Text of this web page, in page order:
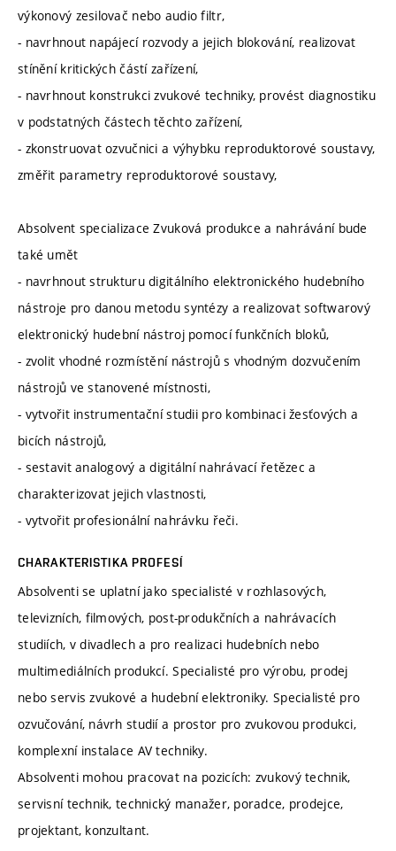
výkonový zesilovač nebo audio filtr,
- navrhnout napájecí rozvody a jejich blokování, realizovat
stínění kritických částí zařízení,
- navrhnout konstrukci zvukové techniky, provést diagnostiku
v podstatných částech těchto zařízení,
- zkonstruovat ozvučnici a výhybku reproduktorové soustavy,
změřit parametry reproduktorové soustavy,
Absolvent specializace Zvuková produkce a nahrávání bude
také umět
- navrhnout strukturu digitálního elektronického hudebního
nástroje pro danou metodu syntézy a realizovat softwarový
elektronický hudební nástroj pomocí funkčních bloků,
- zvolit vhodné rozmístění nástrojů s vhodným dozvučením
nástrojů ve stanovené místnosti,
- vytvořit instrumentační studii pro kombinaci žesťových a
bicích nástrojů,
- sestavit analogový a digitální nahrávací řetězec a
charakterizovat jejich vlastnosti,
- vytvořit profesionální nahrávku řeči.
CHARAKTERISTIKA PROFESÍ
Absolventi se uplatní jako specialisté v rozhlasových,
televizních, filmových, post-produkčních a nahrávacích
studiích, v divadlech a pro realizaci hudebních nebo
multimediálních produkcí. Specialisté pro výrobu, prodej
nebo servis zvukové a hudební elektroniky. Specialisté pro
ozvučování, návrh studií a prostor pro zvukovou produkci,
komplexní instalace AV techniky.
Absolventi mohou pracovat na pozicích: zvukový technik,
servisní technik, technický manažer, poradce, prodejce,
projektant, konzultant.